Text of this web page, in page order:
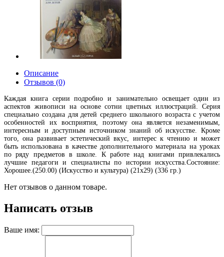
Описание
Отзывов (0)
Каждая книга серии подробно и занимательно освещает один из
аспектов живописи на основе сотни цветных иллюстраций. Серия
специально создана для детей среднего школьного возраста с учетом
особенностей их восприятия, поэтому она является незаменимым,
интересным и доступным источником знаний об искусстве. Кроме
того, она развивает эстетический вкус, интерес к чтению и может
быть использована в качестве дополнительного материала на уроках
по ряду предметов в школе. К работе над книгами привлекались
лучшие педагоги и специалисты по истории искусства.Состояние:
Хорошее.(250.00) (Искусство и культура) (21х29) (336 гр.)
Нет отзывов о данном товаре.
Написать отзыв
Ваше имя: